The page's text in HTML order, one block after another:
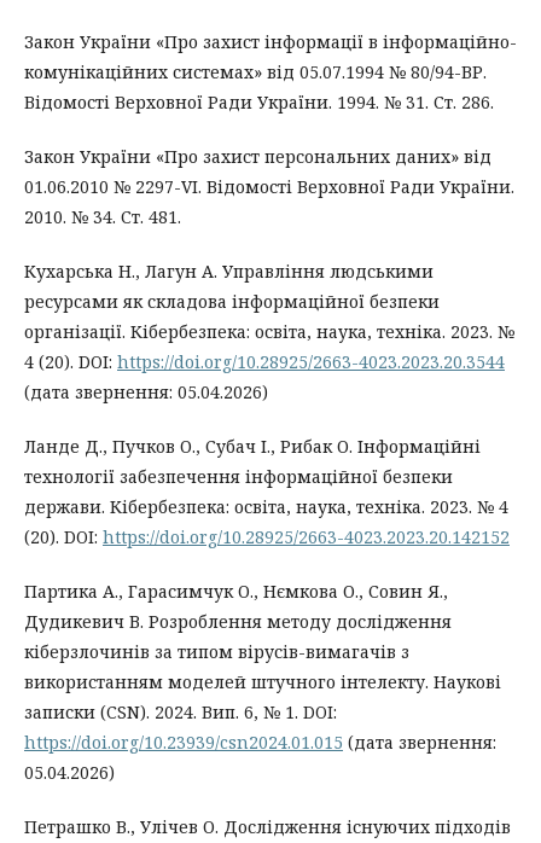
Закон України «Про захист інформації в інформаційно-
комунікаційних системах» від 05.07.1994 № 80/94-ВР.
Відомості Верховної Ради України. 1994. № 31. Ст. 286.
Закон України «Про захист персональних даних» від
01.06.2010 № 2297-VI. Відомості Верховної Ради України.
2010. № 34. Ст. 481.
Кухарська Н., Лагун А. Управління людськими
ресурсами як складова інформаційної безпеки
організації. Кібербезпека: освіта, наука, техніка. 2023. №
4 (20). DOI: https://doi.org/10.28925/2663-4023.2023.20.3544
(дата звернення: 05.04.2026)
Ланде Д., Пучков О., Субач І., Рибак О. Інформаційні
технології забезпечення інформаційної безпеки
держави. Кібербезпека: освіта, наука, техніка. 2023. № 4
(20). DOI: https://doi.org/10.28925/2663-4023.2023.20.142152
Партика А., Гарасимчук О., Нємкова О., Совин Я.,
Дудикевич В. Розроблення методу дослідження
кіберзлочинів за типом вірусів-вимагачів з
використанням моделей штучного інтелекту. Наукові
записки (CSN). 2024. Вип. 6, № 1. DOI:
https://doi.org/10.23939/csn2024.01.015 (дата звернення:
05.04.2026)
Петрашко В., Улічев О. Дослідження існуючих підходів